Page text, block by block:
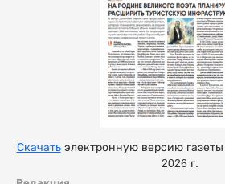
Скачатьэлектронную версию газеты
2026 г.